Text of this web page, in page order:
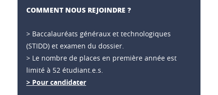
COMMENT NOUS REJOINDRE ?
> Baccalauréats généraux et technologiques
(STIDD) et examen du dossier.
> Le nombre de places en première année est
limité à 52 étudiant.e.s.
> Pour candidater